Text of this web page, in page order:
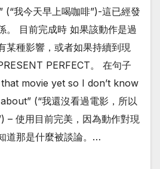
我今天早上喝咖啡”)-這已經發
。 目前完成時 如果該動作是過
某種影響，或者如果持續到現
PERFECT。 在句子
that movie yet so I don’t know
(“我還沒看過電影，所以
– 使用目前完美，因為動作對現
道那是什麼被談論。…